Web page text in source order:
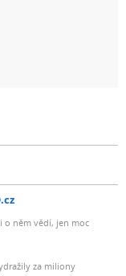
o něm vědí, jen moc
za miliony